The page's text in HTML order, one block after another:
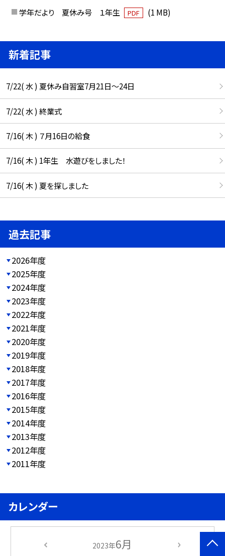
学年だより 夏休み号 １年生
PDF (1 MB)
新着記事
7/22( 水 ) 夏休み自習室7月21日〜24日
7/22( 水 ) 終業式
7/16( 木 ) ７月16日の給食
7/16( 木 ) 1年生 水遊びをしました！
7/16( 木 ) 夏を探しました
過去記事
2026年度
2025年度
2024年度
2023年度
2022年度
2021年度
2020年度
2019年度
2018年度
2017年度
2016年度
2015年度
2014年度
2013年度
2012年度
2011年度
カレンダー
2023年6月